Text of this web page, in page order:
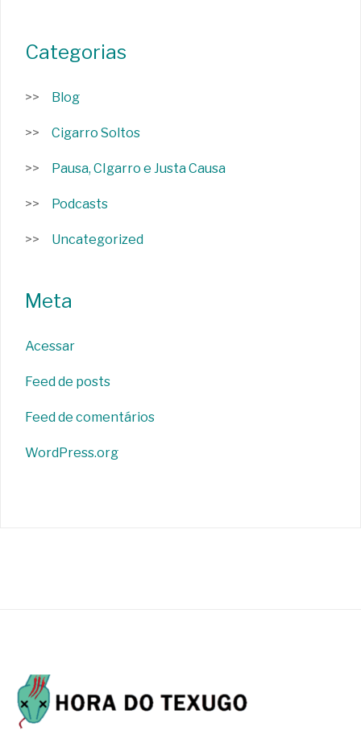
Categorias
Blog
Cigarro Soltos
Pausa, CIgarro e Justa Causa
Podcasts
Uncategorized
Meta
Acessar
Feed de posts
Feed de comentários
WordPress.org